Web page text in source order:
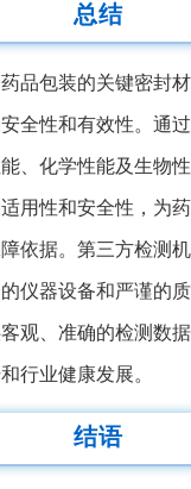
总结
品包装的关键密封
全性和有效性。通
、化学性能及生物
用性和安全性，为
依据。第三方检测
仪器设备和严谨的
观、准确的检测数
行业健康发展。
结语